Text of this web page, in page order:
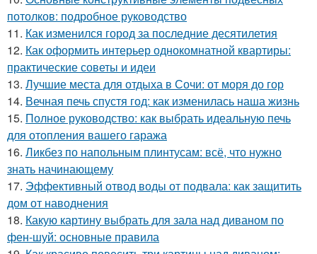
потолков: подробное руководство
11. Как изменился город за последние десятилетия
12. Как оформить интерьер однокомнатной квартиры:
практические советы и идеи
13. Лучшие места для отдыха в Сочи: от моря до гор
14. Вечная печь спустя год: как изменилась наша жизнь
15. Полное руководство: как выбрать идеальную печь
для отопления вашего гаража
16. Ликбез по напольным плинтусам: всё, что нужно
знать начинающему
17. Эффективный отвод воды от подвала: как защитить
дом от наводнения
18. Какую картину выбрать для зала над диваном по
фен-шуй: основные правила